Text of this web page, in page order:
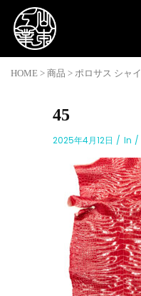
HOME > 商品 > ポロサス シャ
45
2025年4月12日 In